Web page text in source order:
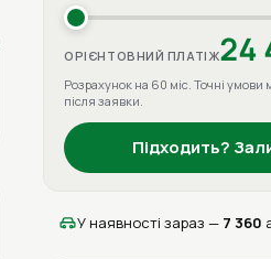
ОРІЄНТОВНИЙ ПЛАТІЖ24
Розрахунок на 60 міс. Точні умови
після заявки.
Підходить?
У наявності зараз — 7 360